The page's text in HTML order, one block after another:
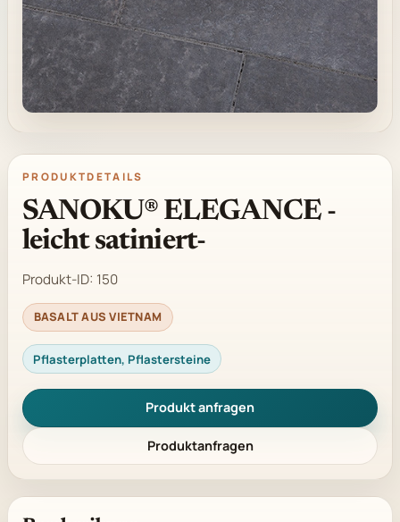
PRODUKTDETAILS
SANOKU® ELEGANCE -
leicht satiniert-
Produkt-ID: 150
BASALT AUS VIETNAM
Pflasterplatten, Pflastersteine
Produkt anfragen
Produktanfragen